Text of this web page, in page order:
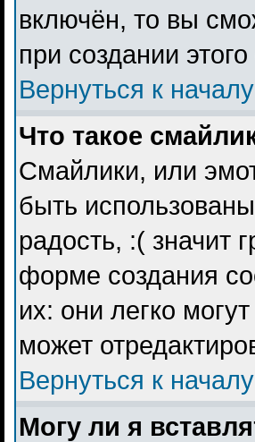
включён, то вы
при создании
Вернуться к началу
Что такое
Смайлики, или
быть
радость, :( значит
форме создания
их: они легко
может
Вернуться к началу
Могу ли я